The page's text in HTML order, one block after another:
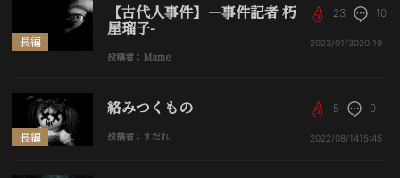
長編
【古代人事件】－事件記者 朽
屋瑠子-
投稿者：Mame
23 10
2023/01/3020:19
長編
絡みつくもの
投稿者：すだれ
5 0
2022/08/1415:45